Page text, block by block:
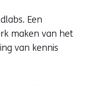
Een
maken van het
van kennis